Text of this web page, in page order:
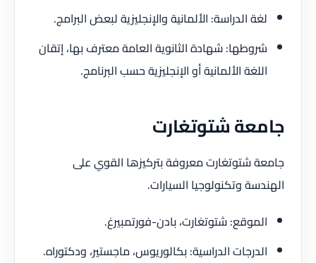
لغة الدراسة: الألمانية والإنجليزية لبعض البرامج.
شروطها: شهادة الثانوية العامة معترف بها، إتقان
اللغة الألمانية أو الإنجليزية حسب البرنامج.
جامعة شتوتغارت
جامعة شتوتغارت معروفة بتركيزها القوي على
الهندسة وتكنولوجيا السيارات.
الموقع: شتوتغارت، بادن-فورتمبيرغ.
الدرجات الدراسية: بكالوريوس، ماجستير، ودكتوراه.